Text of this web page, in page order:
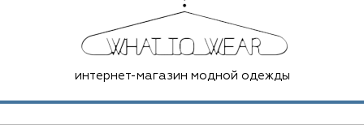
интернет-магазин модной одежды